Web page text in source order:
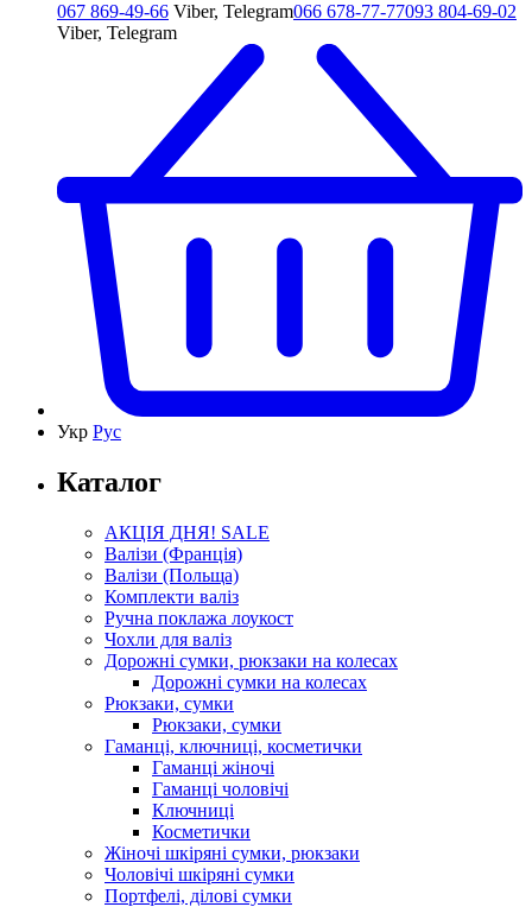
067 869-49-66 Viber, Telegram066 678-77-77093 804-69-02
Viber, Telegram
Укр Рус
Каталог
АКЦІЯ ДНЯ! SALE
Валізи (Франція)
Валізи (Польща)
Комплекти валіз
Ручна поклажа лоукост
Чохли для валіз
Дорожні сумки, рюкзаки на колесах
Дорожні сумки на колесах
Рюкзаки, сумки
Рюкзаки, сумки
Гаманці, ключниці, косметички
Гаманці жіночі
Гаманці чоловічі
Ключниці
Косметички
Жіночі шкіряні сумки, рюкзаки
Чоловічі шкіряні сумки
Портфелі, ділові сумки